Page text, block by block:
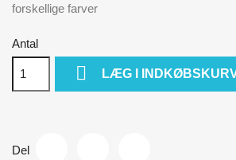
forskellige farver
Antal
 LÆG I
Del